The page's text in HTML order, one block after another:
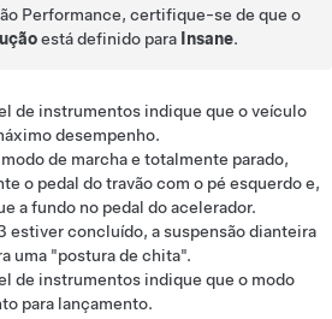
Performance, certifique-se de que o
está definido para Insane.
de instrumentos indique que o veículo
desempenho.
de marcha e totalmente parado,
o pedal do travão com o pé esquerdo e,
a fundo no pedal do acelerador.
estiver concluído, a suspensão dianteira
uma "postura de chita".
de instrumentos indique que o modo
para lançamento.